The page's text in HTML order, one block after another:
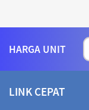
HARGA UNIT
LINK CEPAT